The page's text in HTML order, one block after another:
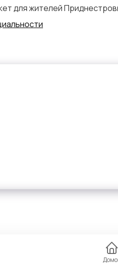
для жителей